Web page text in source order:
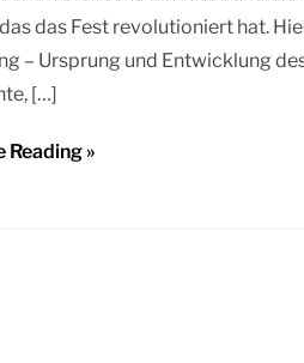
das Fest revolutioniert hat.
– Ursprung und Entwicklung
[…]
Reading »